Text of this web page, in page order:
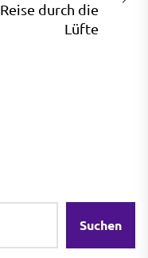
Reise durch die
Lüfte
Suchen